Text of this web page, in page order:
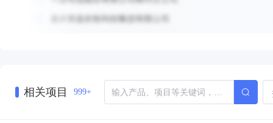
相关项目 999+